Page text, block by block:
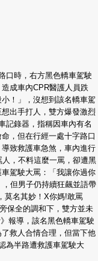
口時，右方黑色轎車駕駛
成車內CPR醫護人員跌
！」，沒想到該名轎車駕
出手打人，雙方爆發激烈
記錄器，指稱因車內有名
，但在行經一處十字路口
致救護車急煞，車內進行
，不料這麼一罵，卻遭黑
駕駛大罵：「我讓你過你
但男子仍持續狂飆並語帶
莫名其妙！X你媽!敢罵
保全的調和下，雙方並未
報導，該名黑色轎車駕駛
救人合情合理，但當下他
為半路遭救護車駕駛大